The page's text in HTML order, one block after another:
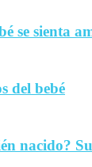
se sienta
del bebé
nacido?